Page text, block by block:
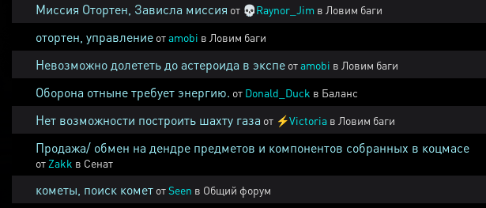
Миссия Отортен, Зависла миссия от 💀Raynor_Jim в Ловим баги
отортен, управление отamobi в Ловим баги
Невозможно долететь до астероида в экспе отamobi в Ловим баги
Оборона отныне требует энергию. от Donald_Duck в Баланс
Нет возможности построить шахту газа от ⚡Victoria в Ловим баги
Продажа/ обмен на дендре предметов и компонентов собранных в коцмасе
от Zakk в Сенат
кометы, поиск комет отSeen в Общий форум